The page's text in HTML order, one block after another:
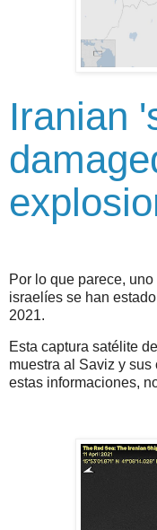
Iranian
Por lo que parece,
israelíes se han
2021.
Esta captura satélite
muestra al Saviz y
estas informaciones,